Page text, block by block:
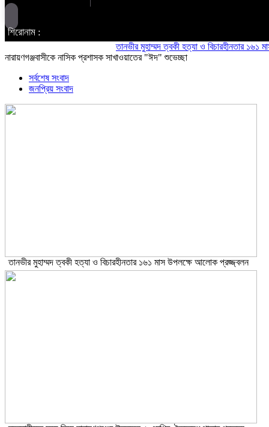
শিরোনাম :
তানভীর মুহাম্মদ ত্বকী হত্যা ও বিচারহীনতার ১৬১ মাস
নারায়ণগঞ্জবাসীকে নাসিক প্রশাসক সাখাওয়াতের "ঈদ" শুভেচ্ছা
সর্বশেষ সংবাদ
জনপ্রিয় সংবাদ
তানভীর মুহাম্মদ ত্বকী হত্যা ও বিচারহীনতার ১৬১ মাস উপলক্ষে আলোক প্রজ্জ্বলন